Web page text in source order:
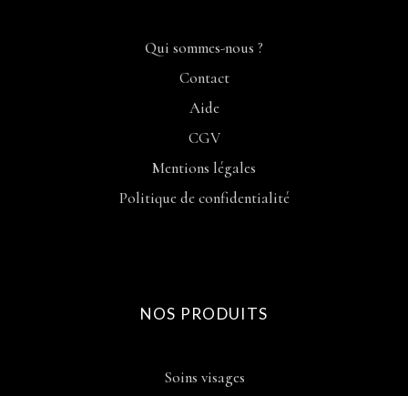
Qui sommes-nous ?
Contact
Aide
CGV
Mentions légales
Politique de confidentialité
NOS PRODUITS
Soins visages